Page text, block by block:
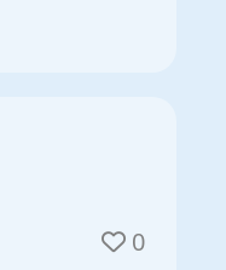
0